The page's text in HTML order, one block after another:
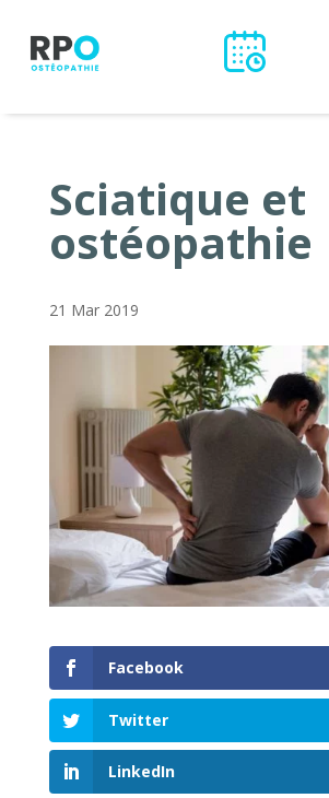
Sciatique et
ostéopathie
21 Mar 2019
Facebook
Twitter
LinkedIn